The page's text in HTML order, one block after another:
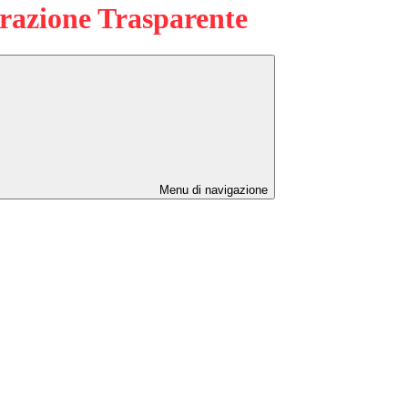
Trasparente
Menu di navigazione